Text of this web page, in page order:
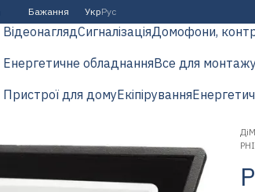
Бажання УкрРус
ВідеонаглядСигналізаціяДомофони,
Енергетичне обладнанняВсе для
Пристрої для домуЕкіпірування